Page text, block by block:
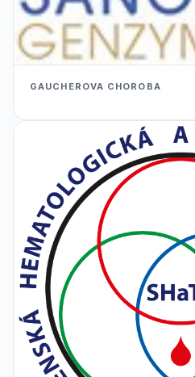
GAUCHEROVA CHOROBA